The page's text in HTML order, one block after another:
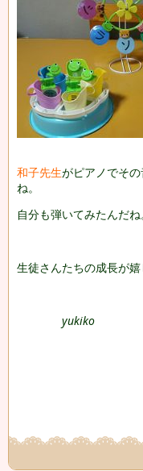
和子先生がピアノでそ
ね。
自分も弾いてみたんだね
生徒さんたちの成長が
yukiko